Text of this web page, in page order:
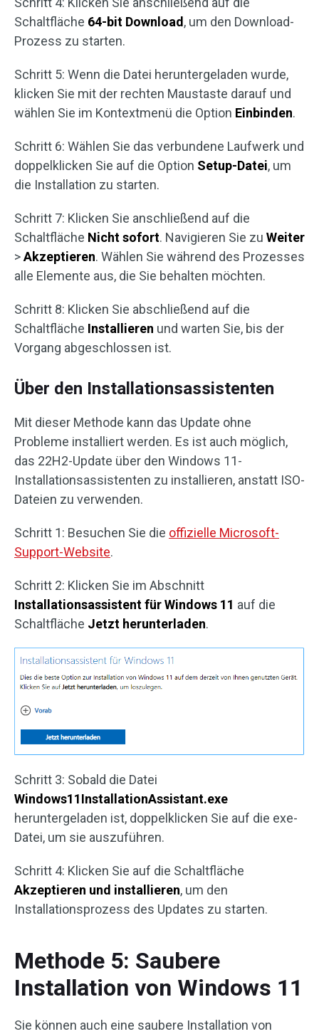
Schaltfläche 64-bit Download , um den Download-
Prozess zu starten.
Schritt 5: Wenn die Datei heruntergeladen wurde,
klicken Sie mit der rechten Maustaste darauf und
wählen Sie im Kontextmenü die Option Einbinden.
Schritt 6: Wählen Sie das verbundene Laufwerk und
doppelklicken Sie auf die Option Setup-Datei, um
die Installation zu starten.
Schritt 7: Klicken Sie anschließend auf die
Schaltfläche Nicht sofort. Navigieren Sie zu Weiter
>Akzeptieren. Wählen Sie während des Prozesses
alle Elemente aus, die Sie behalten möchten.
Schritt 8: Klicken Sie abschließend auf die
Schaltfläche Installieren und warten Sie, bis der
Vorgang abgeschlossen ist.
Über den Installationsassistenten
Mit dieser Methode kann das Update ohne
Probleme installiert werden. Es ist auch möglich,
das 22H2-Update über den Windows 11-
Installationsassistenten zu installieren, anstatt ISO-
Dateien zu verwenden.
Schritt 1: Besuchen Sie die offizielle Microsoft-
Support-Website.
Schritt 2: Klicken Sie im Abschnitt
Installationsassistent für Windows 11 auf die
Schaltfläche Jetzt herunterladen.
Schritt 3: Sobald die Datei
Windows11InstallationAssistant.exe
heruntergeladen ist, doppelklicken Sie auf die exe-
Datei, um sie auszuführen.
Schritt 4: Klicken Sie auf die Schaltfläche
Akzeptieren und installieren, um den
Installationsprozess des Updates zu starten.
Methode 5: Saubere
Installation von Windows 11
Sie können auch eine saubere Installation von